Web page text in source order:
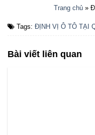
Trang chủ »
Tags: ĐỊNH VỊ Ô TÔ TẠI
Bài viết liên quan